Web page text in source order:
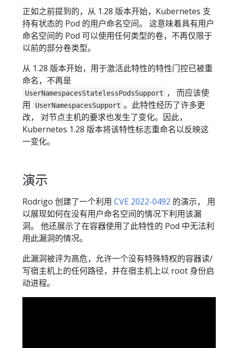
正如之前提到的，从 1.28 版本开始，Kubernetes 支
持有状态的 Pod 的用户命名空间。 这意味着具有用户
命名空间的 Pod 可以使用任何类型的卷，不再仅限于
以前的部分卷类型。
从 1.28 版本开始，用于激活此特性的特性门控已被重
命名，不再是
UserNamespacesStatelessPodsSupport ， 而应该使
用
UserNamespacesSupport 。此特性经历了许多更
改， 对节点主机的要求也发生了变化。因此，
Kubernetes 1.28 版本将该特性标志重命名以反映这
一变化。
演示
Rodrigo 创建了一个利用 CVE 2022-0492 的演示， 用
以展现如何在没有用户命名空间的情况下利用该漏
洞。 他还展示了在容器使用了此特性的 Pod 中无法利
用此漏洞的情况。
此漏洞被评为高危，允许一个没有特殊特权的容器读/
写宿主机上的任何路径，并在宿主机上以 root 身份启
动进程。